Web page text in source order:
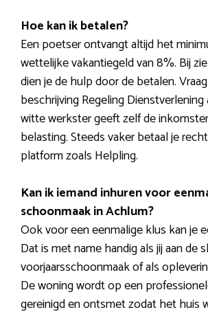
Hoe kan ik betalen?
Een poetser ontvangt altijd het
wettelijke vakantiegeld van 8%. Bij
dien je de hulp door de betalen.
beschrijving Regeling Dienstverlening
witte werkster geeft zelf de
belasting. Steeds vaker betaal je
platform zoals Helpling.
Kan ik iemand inhuren voor
schoonmaak in Achlum?
Ook voor een eenmalige klus kan je
Dat is met name handig als jij aan de
voorjaarsschoonmaak of als
De woning wordt op een
gereinigd en ontsmet zodat het huis